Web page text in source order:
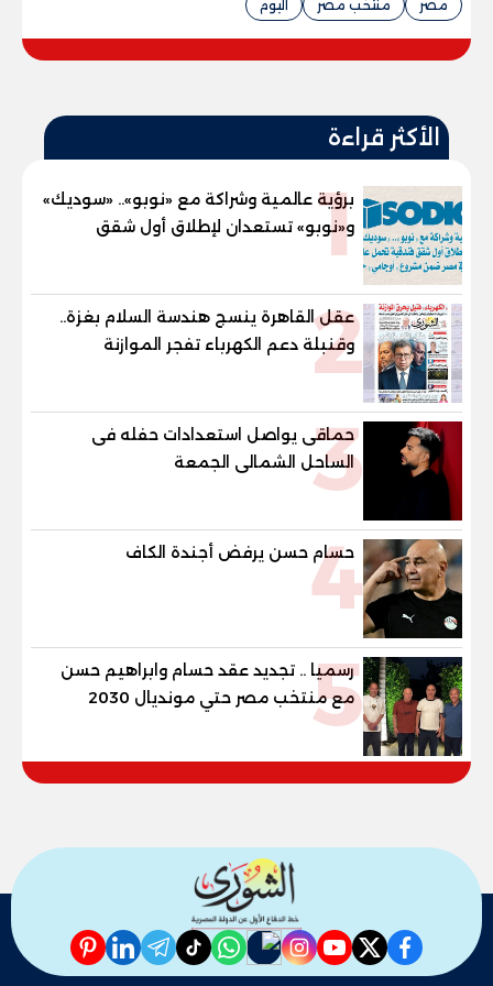
مصر منتخب مصر اليوم
الأكثر قراءة
1
برؤية عالمية وشراكة مع «نوبو».. «سوديك»
و«نوبو» تستعدان لإطلاق أول شقق
فندقية تحمل علامة "نوبو" العالمية في
2
عقل القاهرة ينسج هندسة السلام بغزة..
وقنبلة دعم الكهرباء تفجر الموازنة
3
حماقى يواصل استعدادات حفله فى
الساحل الشمالى الجمعة
4
حسام حسن يرفض أجندة الكاف
5
رسميا .. تجديد عقد حسام وابراهيم حسن
مع منتخب مصر حتي مونديال 2030
facebook
twitter
youtube
instagram
nabd
whatsapp
tiktok
telegram
linkedin
pinterest